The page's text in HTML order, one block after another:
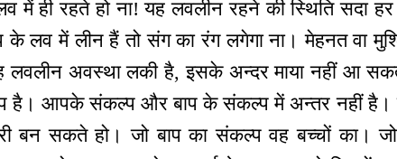
में ही रहते हो ना! यह लवलीन रहने की स्थिति सदा
के लव में लीन हैं तो संग का रंग लगेगा ना। मेहनत वा
लवलीन अवस्था लकी है, इसके अन्दर माया नहीं आ
है। आपके संकल्प और बाप के संकल्प में अन्तर नहीं है। ऐसे
बन सकते हो। जो बाप का संकल्प वह बच्चों का।